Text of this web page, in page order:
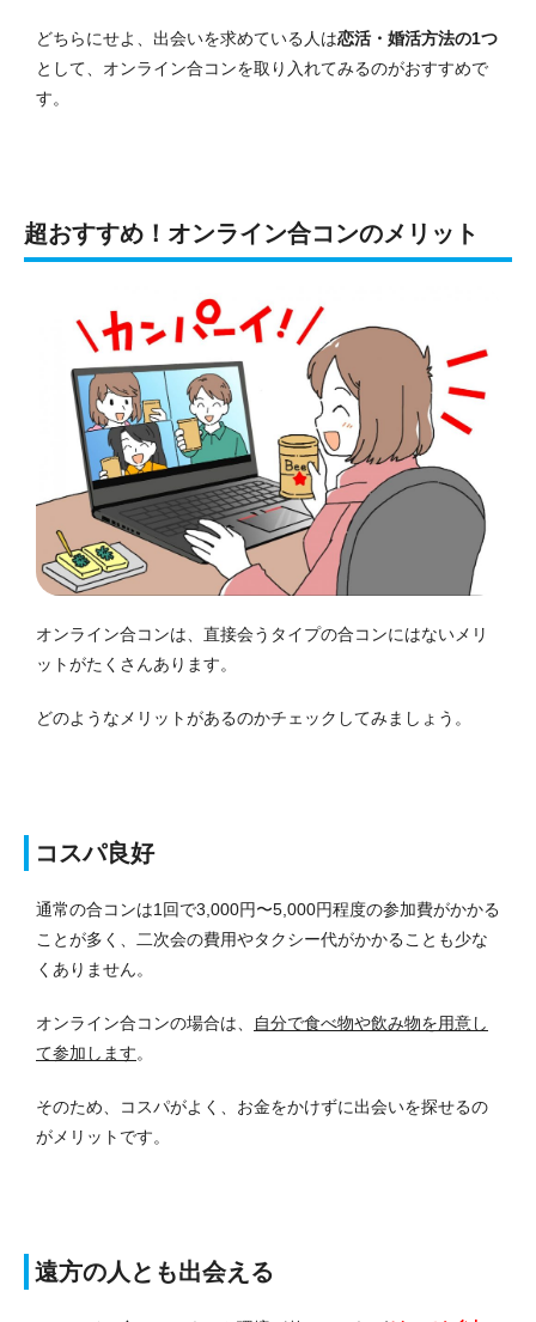
どちらにせよ、出会いを求めている人は恋活・婚活方法の1つ
として、オンライン合コンを取り入れてみるのがおすすめで
す。
超おすすめ！オンライン合コンのメリット
オンライン合コンは、直接会うタイプの合コンにはないメリ
ットがたくさんあります。
どのようなメリットがあるのかチェックしてみましょう。
コスパ良好
通常の合コンは1回で3,000円〜5,000円程度の参加費がかかる
ことが多く、二次会の費用やタクシー代がかかることも少な
くありません。
オンライン合コンの場合は、
自分で食べ物や飲み物を用意し
て参加します。
そのため、コスパがよく、お金をかけずに出会いを探せるの
がメリットです。
遠方の人とも出会える